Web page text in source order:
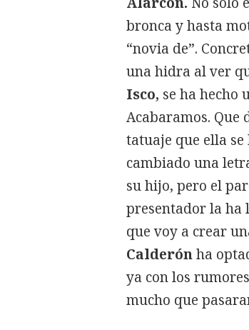
bronca y hasta
“novia de”.
una hidra al ver
Isco, se ha hecho
Acabaramos. Que
tatuaje que ella
cambiado una
su hijo, pero el
presentador la ha
que voy a crear
Calderónha
ya con los
mucho que